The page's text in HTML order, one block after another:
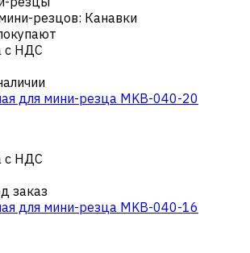
резцов: Канавки
с НДС
для мини-резца MKB-040-20
с НДС
заказ
для мини-резца MKB-040-16